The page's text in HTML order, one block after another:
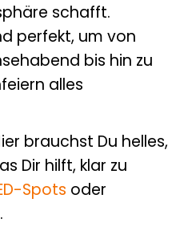
schafft.
perfekt, um von
bis hin zu
alles
brauchst Du helles,
Dir hilft, klar zu
Spots oder